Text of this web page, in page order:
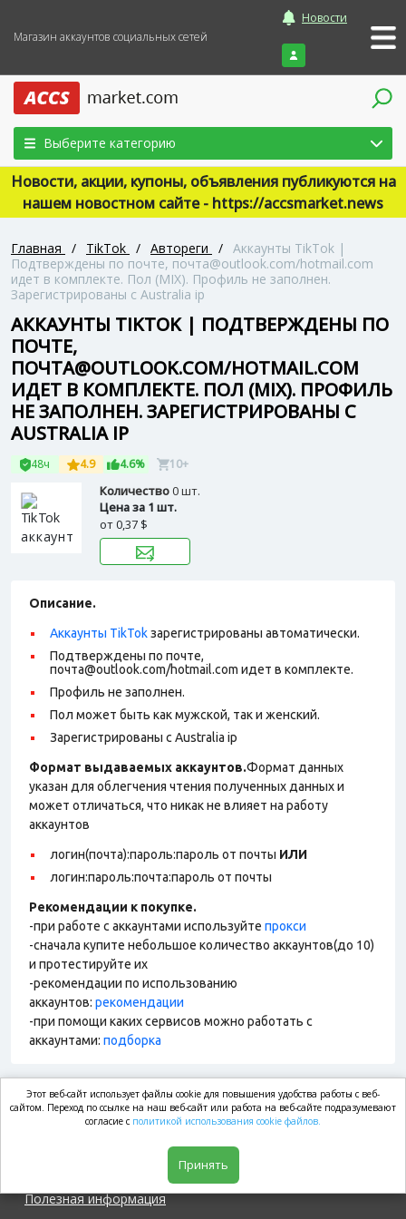
Магазин аккаунтов социальных сетей
Новости
Войти
Выберите категорию
Новости, акции, купоны, объявления публикуются на
нашем новостном сайте - https://accsmarket.news
Главная / TikTok / Автореги / Аккаунты TikTok |
Подтверждены по почте, почта@outlook.com/hotmail.com
идет в комплекте. Пол (MIX). Профиль не заполнен.
Зарегистрированы с Australia ip
АККАУНТЫ TIKTOK | ПОДТВЕРЖДЕНЫ ПО
ПОЧТЕ,
ПОЧТА@OUTLOOK.COM/HOTMAIL.COM
ИДЕТ В КОМПЛЕКТЕ. ПОЛ (MIX). ПРОФИЛЬ
НЕ ЗАПОЛНЕН. ЗАРЕГИСТРИРОВАНЫ С
AUSTRALIA IP
48ч 4.9 4.6% 10+
Количество0 шт.
Цена за 1 шт.
от0,37 $
Описание.
Аккаунты TikTokзарегистрированы автоматически.
Подтверждены по почте,
почта@outlook.com/hotmail.com идет в комплекте.
Профиль не заполнен.
Пол может быть как мужской, так и женский.
Зарегистрированы с Australia ip
Формат выдаваемых аккаунтов.Формат данных
указан для облегчения чтения полученных данных и
может отличаться, что никак не влияет на работу
аккаунтов
логин(почта):пароль:пароль от почты ИЛИ
логин:пароль:почта:пароль от почты
Рекомендации к покупке.
-при работе с аккаунтами используйте прокси
-сначала купите небольшое количество аккаунтов(до 10)
и протестируйте их
-рекомендации по использованию
аккаунтов: рекомендации
-при помощи каких сервисов можно работать с
аккаунтами: подборка
market.com
Полезная информация
Этот веб-сайт использует файлы cookie для повышения удобства работы с веб-
сайтом. Переход по ссылке на наш веб-сайт или работа на веб-сайте подразумевают
согласие с политикой использования cookie файлов.
Принять